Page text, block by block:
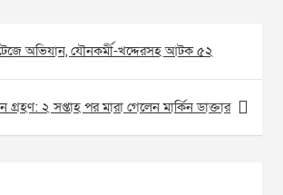
অভিযান, যৌনকর্মী-খদ্দেরসহ আটক ৫২
গ্রহণ: ২ সপ্তাহ পর মারা গেলেন মার্কিন ডাক্তার